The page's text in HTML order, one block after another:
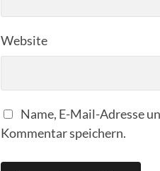
Website
Name, E-Mail-Adresse
Kommentar speichern.